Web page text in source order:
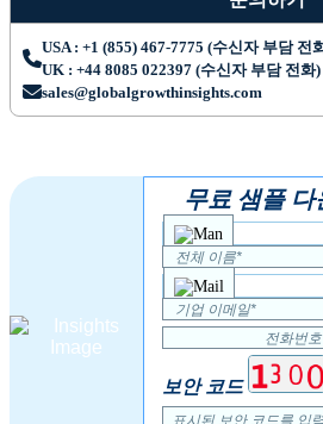
USA : +1 (855) 467-7775 (수신자 부담 전
UK : +44 8085 022397 (수신자 부담 전화)
sales@globalgrowthinsights.com
무료 샘플
보안 코드